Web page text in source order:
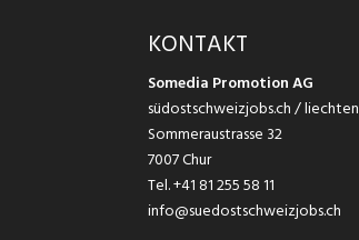
KONTAKT
Somedia Promotion AG
südostschweizjobs.ch /
Sommeraustrasse 32
7007 Chur
Tel.+41 81 255 58 11
info@suedostschweizjobs.ch